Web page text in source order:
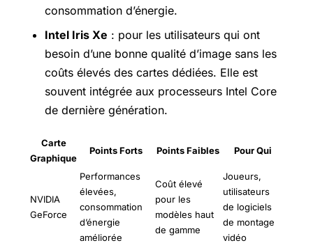
consommation d’énergie.
Intel Iris Xe : pour les utilisateurs qui ont
besoin d’une bonne qualité d’image sans les
coûts élevés des cartes dédiées. Elle est
souvent intégrée aux processeurs Intel Core
de dernière génération.
Carte
Graphique
Points Forts Points Faibles Pour Qui
NVIDIA
GeForce
Performances
élevées,
consommation
d’énergie
améliorée
Coût élevé
pour les
modèles haut
de gamme
Joueurs,
utilisateurs
de logiciels
de montage
vidéo